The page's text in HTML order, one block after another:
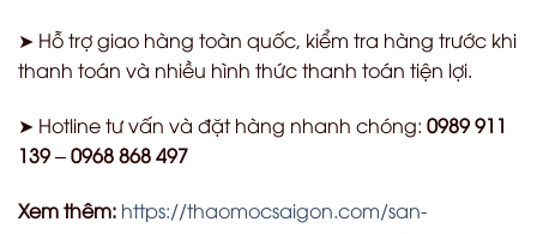
➤ Hỗ trợ giao hàng toàn quốc, kiểm tra hàng trước khi
thanh toán và nhiều hình thức thanh toán tiện lợi.
➤ Hotline tư vấn và đặt hàng nhanh chóng: 0989 911
139–0968 868 497
Xem thêm: https://thaomocsaigon.com/san-